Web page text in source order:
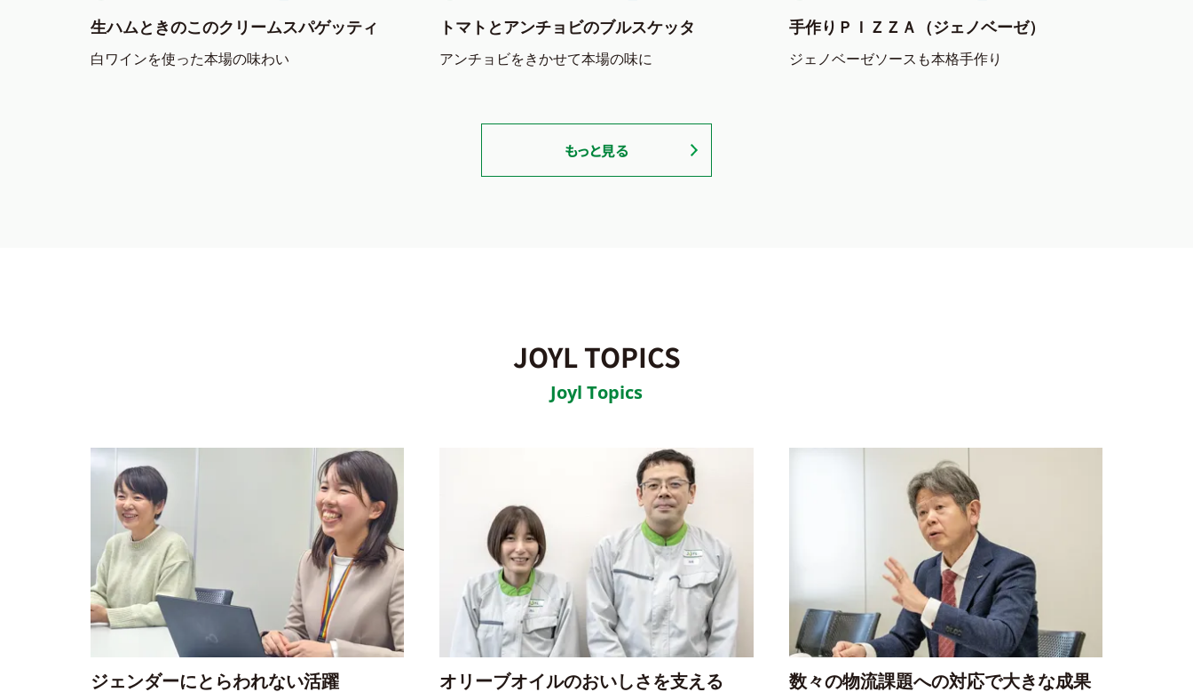
生ハムときのこのクリームスパゲッティ
白ワインを使った本場の味わい
トマトとアンチョビのブルスケッタ
アンチョビをきかせて本場の味に
手作りＰＩＺＺＡ（ジェノベーゼ）
ジェノベーゼソースも本格手作り
もっと見る
JOYL TOPICS
Joyl Topics
ジェンダーにとらわれない活躍
オリーブオイルのおいしさを支える
数々の物流課題への対応で大きな成果